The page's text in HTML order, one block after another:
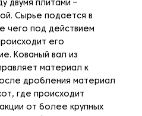
двумя плитами –
Сырье подается в
чего под действием
его
Кованый вал из
материал к
дробления материал
где происходит
от более крупных